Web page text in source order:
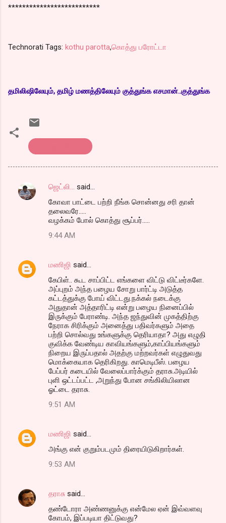
**************************
Technorati Tags: kothu parotta,கொத்து பரோட்டா
தமிலிஷிலேயும், தமிழ் மணத்திலேயும் குத்துங்க எசமான்..குத்துங்க
C
n
t
ஜெட்லி...
said…
கோவா பாட்டை பற்றி நீங்க சொன்னது சரி தான்
தலைவரே.....
வழக்கம் போல் கொத்து சூப்பர்.....
9:44 AM
மணிஜி said…
கேபிள்.. கூட சாப்பிட்ட எங்களை விட்டு விட்டீர்களே.
அப்புறம் அந்த பழைய சோறு பார்ட்டி அடுத்த
கட்டத்துக்கு போய் விட்டது.நக்கல் நடைக்கு
அதுதான் அத்தாரிட்டி என்று பழைய நினைப்பில்
இருக்கும் பேராண்டி. அந்த ஜந்துவின் முகத்திற்கு
நேராக சிரிக்கும் அனைத்து பதிவர்களும் அதை
பற்றி சொல்வது உங்களுக்கு தெரியாதா? அது எழுதி
குவிக்க வேண்டிய காவியங்களும்,காப்பியங்களும்
நிறைய இருப்பதால் அதற்கு மற்றவர்கள் எழுதுவது
மொக்கையாக தெரிகிறது. காமெடிபீஸ். பழைய
பேப்பர் கடையில் வேலைப்பார்க்கும் தராசு.அடியில்
புளி ஒட்டப்பட்ட ,அறுந்து போன சங்கிலியிலான
ஓட்டை தராசு.
9:51 AM
மணிஜி said…
அங்கு என் குறும்படமும் திரையிடுகிறார்கள்.
9:53 AM
தராசு said…
தண்டோரா அண்ணனுக்கு என்மேல ஏன் இவ்வளவு
கோபம், இப்படியா திட்டுவது?